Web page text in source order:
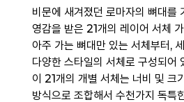
비문에 새겨졌던 로마자의 뼈대
영감을 받은 21개의 레이어 서체
아주 가는 뼈대만 있는 서체부터,
다양한 스타일의 서체로 구성되어
이 21개의 개별 서체는 너비 및 크
방식으로 조합해서 수천가지 독특